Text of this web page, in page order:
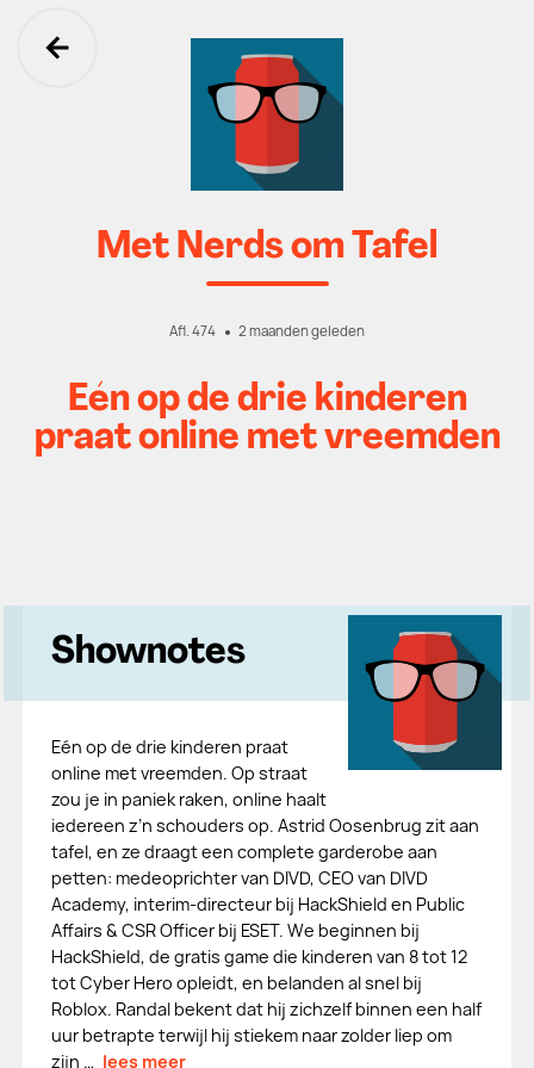
Ga terug
Met Nerds om Tafel
Afl. 474 2 maanden geleden
Eén op de drie kinderen
praat online met vreemden
Shownotes
Eén op de drie kinderen praat
online met vreemden. Op straat
zou je in paniek raken, online haalt
iedereen z’n schouders op. Astrid Oosenbrug zit aan
tafel, en ze draagt een complete garderobe aan
petten: medeoprichter van DIVD, CEO van DIVD
Academy, interim-directeur bij HackShield en Public
Affairs & CSR Officer bij ESET. We beginnen bij
HackShield, de gratis game die kinderen van 8 tot 12
tot Cyber Hero opleidt, en belanden al snel bij
Roblox. Randal bekent dat hij zichzelf binnen een half
uur betrapte terwijl hij stiekem naar zolder liep om
zijn … lees meer